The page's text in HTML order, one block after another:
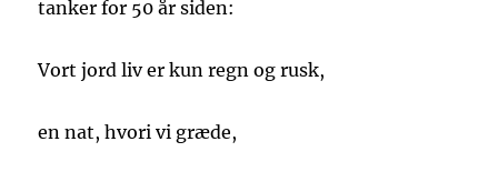
tanker for 50 år siden:
Vort jord liv er kun regn og rusk,
en nat, hvori vi græde,